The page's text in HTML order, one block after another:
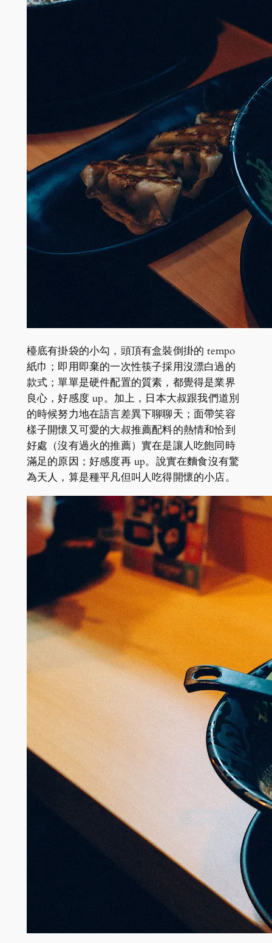
檯底有掛袋的小勾，頭頂有盒裝倒掛的 tempo
紙巾；即用即棄的一次性筷子採用沒漂白過的
款式；單單是硬件配置的質素，都覺得是業界
良心，好感度 up。加上，日本大叔跟我們道別
的時候努力地在語言差異下聊聊天；面帶笑容
樣子開懷又可愛的大叔推薦配料的熱情和恰到
好處（沒有過火的推薦）實在是讓人吃飽同時
滿足的原因；好感度再 up。說實在麵食沒有驚
為天人，算是種平凡但叫人吃得開懷的小店。